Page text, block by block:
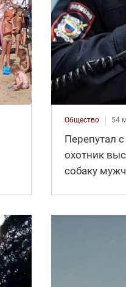
Общество 54
Перепутал
охотник
собаку